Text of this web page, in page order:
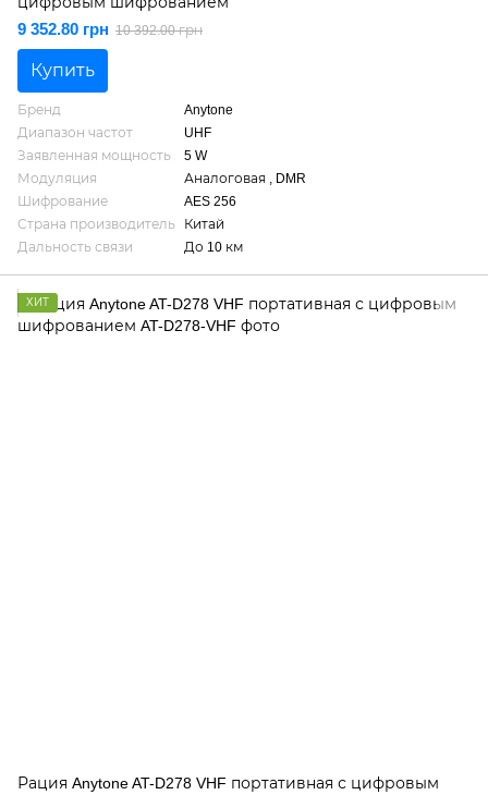
9 352.80 грн 10 392.00 грн
Купить
Бренд
Anytone
Диапазон частот
UHF
Заявленная мощность
5 W
Модуляция
Аналоговая , DMR
Шифрование
AES 256
Страна производитель
Китай
Дальность связи
До 10 км
ХИТ
Рация Anytone AT-D278 VHF портативная с цифровым